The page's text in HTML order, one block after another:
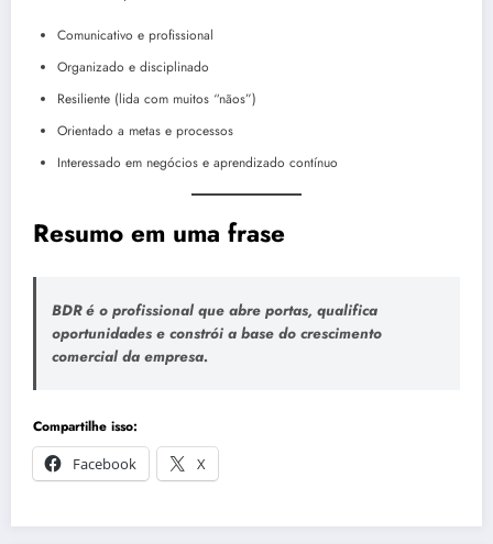
Comunicativo e profissional
Organizado e disciplinado
Resiliente (lida com muitos “nãos”)
Orientado a metas e processos
Interessado em negócios e aprendizado contínuo
Resumo em uma frase
BDR é o profissional que abre portas, qualifica
oportunidades e constrói a base do crescimento
comercial da empresa.
Compartilhe isso:
Facebook
X